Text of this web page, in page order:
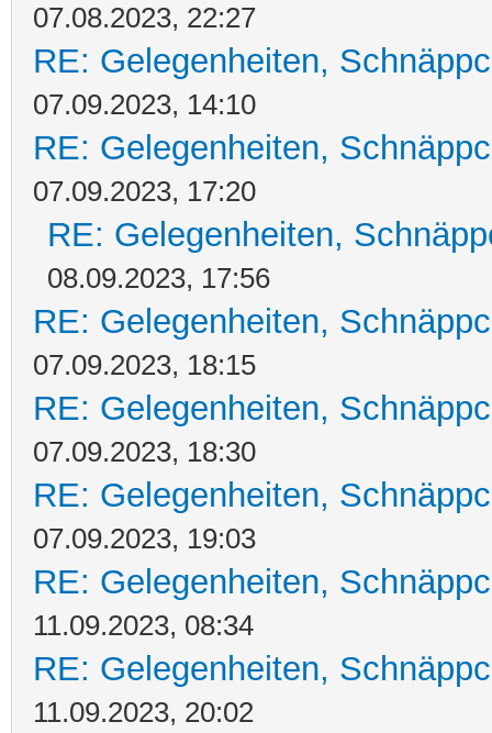
07.08.2023, 22:27
RE: Gelegenheiten,
07.09.2023, 14:10
RE: Gelegenheiten,
07.09.2023, 17:20
RE: Gelegenheiten,
08.09.2023, 17:56
RE: Gelegenheiten,
07.09.2023, 18:15
RE: Gelegenheiten,
07.09.2023, 18:30
RE: Gelegenheiten,
07.09.2023, 19:03
RE: Gelegenheiten,
11.09.2023, 08:34
RE: Gelegenheiten,
11.09.2023, 20:02